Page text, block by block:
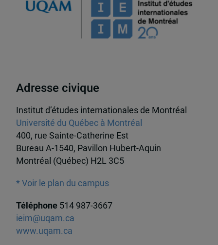
Adresse civique
Institut d’études internationales de Montréal
Université du Québec à Montréal
400, rue Sainte-Catherine Est
Bureau A-1540, Pavillon Hubert-Aquin
Montréal (Québec) H2L 3C5
* Voir le plan du campus
Téléphone 514 987-3667
ieim@uqam.ca
www.uqam.ca